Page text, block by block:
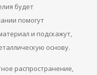
будет
помогут
и подскажут,
основу.
распространение,